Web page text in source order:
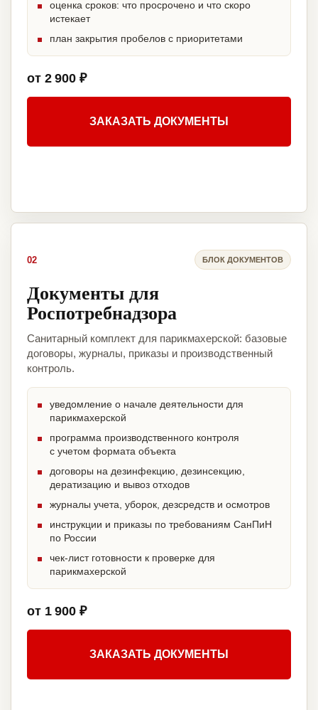
оценка сроков: что просрочено и что скоро
истекает
план закрытия пробелов с приоритетами
от 2 900 ₽
ЗАКАЗАТЬ ДОКУМЕНТЫ
02 БЛОК ДОКУМЕНТОВ
Документы для
Роспотребнадзора
Санитарный комплект для парикмахерской: базовые
договоры, журналы, приказы и производственный
контроль.
уведомление о начале деятельности для
парикмахерской
программа производственного контроля
с учетом формата объекта
договоры на дезинфекцию, дезинсекцию,
дератизацию и вывоз отходов
журналы учета, уборок, дезсредств и осмотров
инструкции и приказы по требованиям СанПиН
по России
чек-лист готовности к проверке для
парикмахерской
от 1 900 ₽
ЗАКАЗАТЬ ДОКУМЕНТЫ